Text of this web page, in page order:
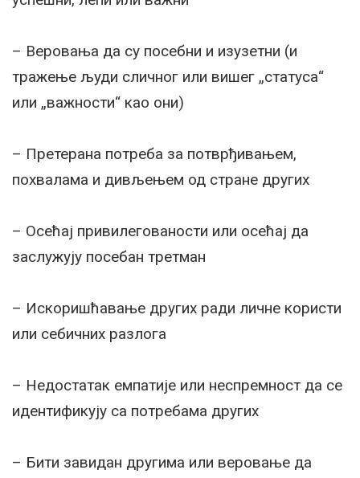
– Веровања да су посебни и изузетни (и
тражење људи сличног или вишег „статуса“
или „важности“ као они)
– Претерана потреба за потврђивањем,
похвалама и дивљењем од стране других
– Осећај привилегованости или осећај да
заслужују посебан третман
– Искоришћавање других ради личне користи
или себичних разлога
– Недостатак емпатије или неспремност да се
идентификују са потребама других
– Бити завидан другима или веровање да